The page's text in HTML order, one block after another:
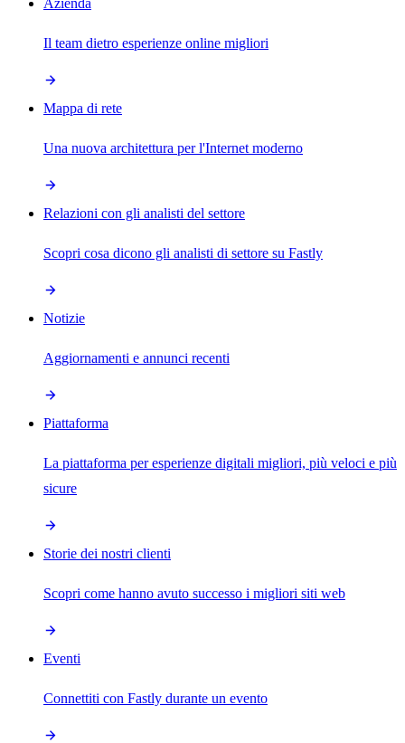
Azienda
Il team dietro esperienze online migliori
Mappa di rete
Una nuova architettura per l'Internet moderno
Relazioni con gli analisti del settore
Scopri cosa dicono gli analisti di settore su Fastly
Notizie
Aggiornamenti e annunci recenti
Piattaforma
La piattaforma per esperienze digitali migliori, più veloci e più
sicure
Storie dei nostri clienti
Scopri come hanno avuto successo i migliori siti web
Eventi
Connettiti con Fastly durante un evento